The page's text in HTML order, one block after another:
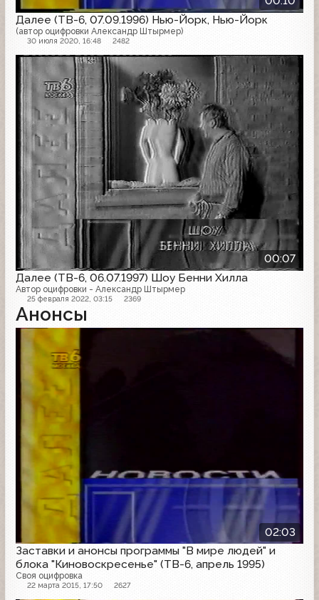
Далее (ТВ-6, 07.09.1996) Нью-Йорк, Нью-Йорк
(автор оцифровки Александр Штырмер)
30 июля 2020, 16:48 2482
00:07
Далее (ТВ-6, 06.07.1997) Шоу Бенни Хилла
Автор оцифровки - Александр Штырмер
25 февраля 2022, 03:15 2369
Далее
Анонсы
02:03
Заставки и анонсы программы "В мире людей" и
блока "Киновоскресенье" (ТВ-6, апрель 1995)
Своя оцифровка
22 марта 2015, 17:50 2627